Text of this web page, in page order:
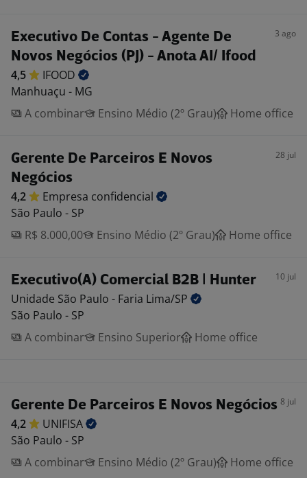
Executivo De Contas - Agente De
Novos Negócios (PJ) - Anota AI/ Ifood
3 ago
4,5
IFOOD
Manhuaçu - MG
A combinar
Ensino Médio (2º Grau) Home office
Gerente De Parceiros E Novos
Negócios
28 jul
4,2 Empresa confidencial
São Paulo - SP
R$ 8.000,00
Ensino Médio (2º Grau) Home office
Executivo(A) Comercial B2B | Hunter 10 jul
Unidade São Paulo - Faria Lima/SP
São Paulo - SP
A combinar
Ensino Superior Home office
Gerente De Parceiros E Novos Negócios 8 jul
4,2
UNIFISA
São Paulo - SP
A combinar
Ensino Médio (2º Grau) Home office